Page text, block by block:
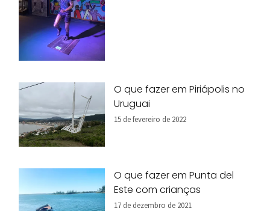
O que fazer em Piriápolis no
Uruguai
15 de fevereiro de 2022
O que fazer em Punta del
Este com crianças
17 de dezembro de 2021